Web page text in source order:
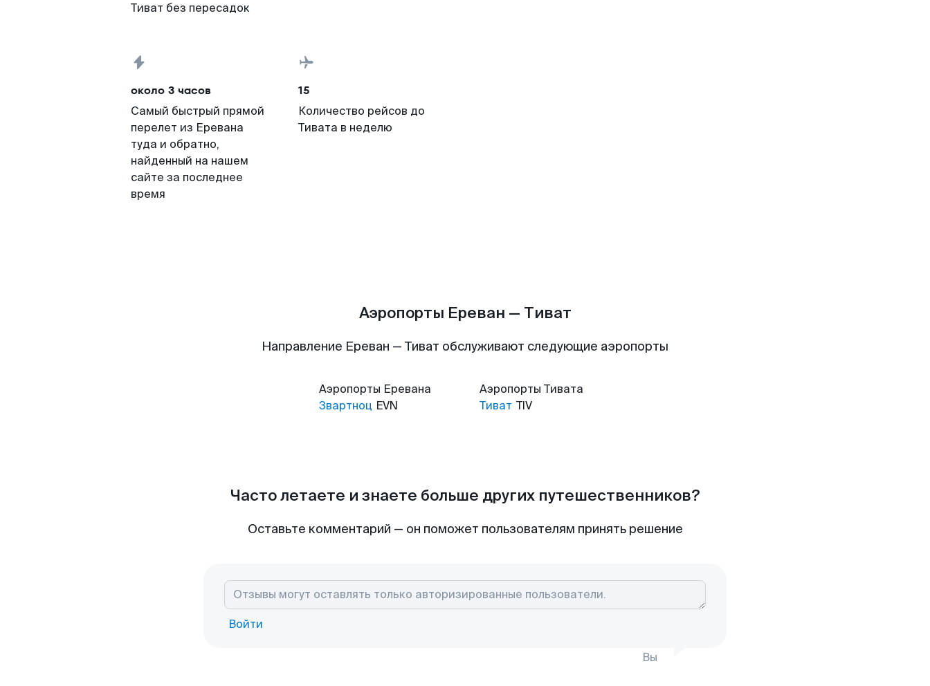
Тиват без пересадок
около 3 часов
Самый быстрый прямой
перелет из Еревана
туда и обратно,
найденный на нашем
сайте за последнее
время
15
Количество рейсов до
Тивата в неделю
Аэропорты Ереван — Тиват
Направление Ереван — Тиват обслуживают следующие аэропорты
Аэропорты Еревана
Звартноц EVN
Аэропорты Тивата
Тиват TIV
Часто летаете и знаете больше других путешественников?
Оставьте комментарий — он поможет пользователям принять решение
Войти
Вы